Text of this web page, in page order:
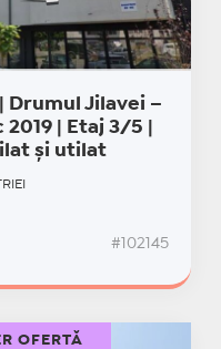
Drumul Jilavei –
| Etaj 3/5 |
și utilat
#102145
OFERTĂ